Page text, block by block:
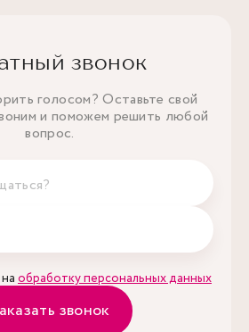
звонок
голосом? Оставьте свой
и поможем решить любой
вопрос.
обработку персональных данных
звонок